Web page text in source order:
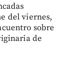
del viernes,
sobre
de